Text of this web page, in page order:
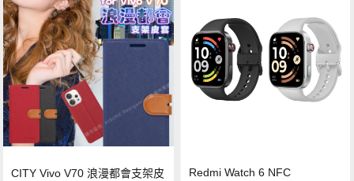
CITY Vivo V70 浪漫都會支架皮
Redmi Watch 6 NFC